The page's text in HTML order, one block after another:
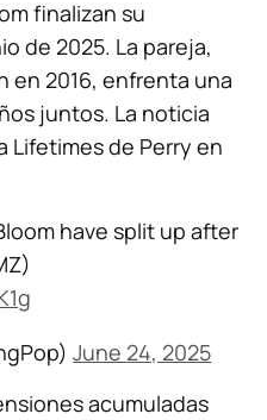
finalizan su
de 2025. La pareja,
en 2016, enfrenta una
juntos. La noticia
Lifetimes de Perry en
have split up after
June 24, 2025
acumuladas